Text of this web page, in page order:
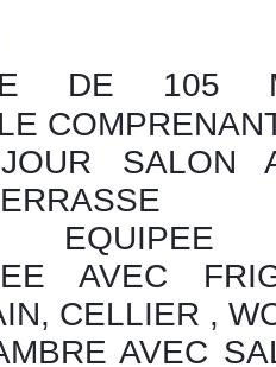
DE 105
SALON
EQUIPEE
AVEC
CELLIER ,
AVEC